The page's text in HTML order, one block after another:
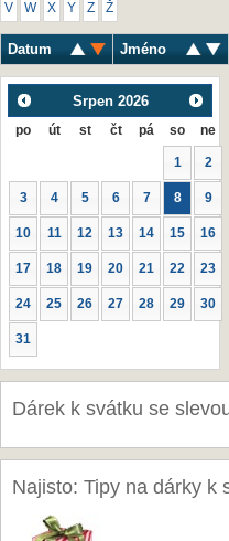
V W X Y Z Ž
Datum Jméno
Srpen 2026
po út st čt pá so ne
1 2
3 4 5 6 7 8 9
10 11 12 13 14 15 16
17 18 19 20 21 22 23
24 25 26 27 28 29 30
31
Dárek k svátku se
Najisto: Tipy na dárky k